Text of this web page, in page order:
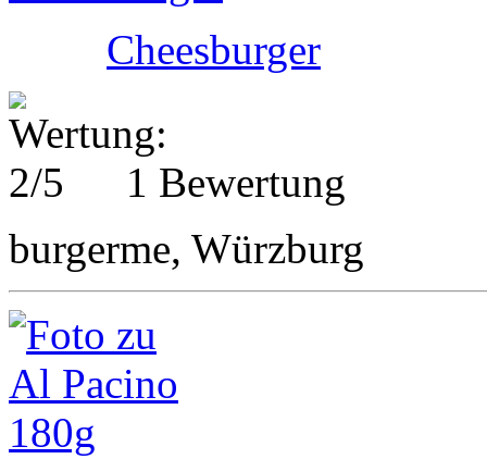
Cheesburger
1 Bewertung
burgerme, Würzburg